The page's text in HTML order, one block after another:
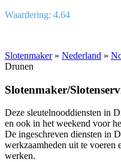
Waardering: 4.64
Slotenmaker» Nederland »
Drunen
Slotenmaker/
Deze sleutelnooddiensten in
en ook in het weekend voor
De ingeschreven diensten in
werkzaamheden uit te voeren
werken.